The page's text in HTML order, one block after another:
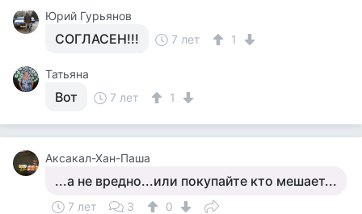
Юрий Гурьянов
СОГЛАСЕН!!! 7 лет 1
Татьяна
Вот 7 лет 1
Аксакал-Хан-Паша
...а не вредно...или покупайте кто мешает...
7 лет 3
0